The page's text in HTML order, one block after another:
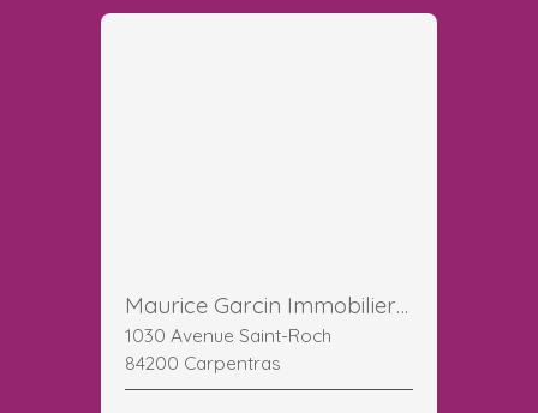
Maurice Garcin Immobilier Carpentras Ventoux
1030 Avenue Saint-Roch
84200 Carpentras